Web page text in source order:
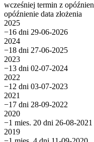
wcześniej termin z
opóźnienie data złożenia
2025
−16 dni 29-06-2026
2024
−18 dni 27-06-2025
2023
−13 dni 02-07-2024
2022
−12 dni 03-07-2023
2021
−17 dni 28-09-2022
2020
−1 mies. 20 dni 26-08-2021
2019